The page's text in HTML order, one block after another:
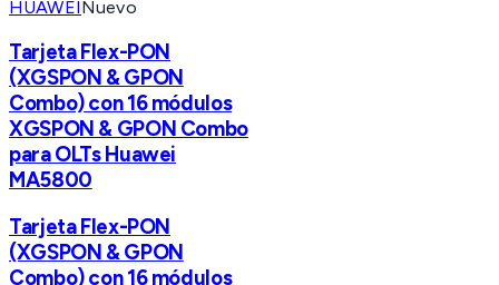
HUAWEINuevo
Tarjeta Flex-PON
(XGSPON & GPON
Combo) con 16 módulos
XGSPON & GPON Combo
para OLTs Huawei
MA5800
Tarjeta Flex-PON
(XGSPON & GPON
Combo) con 16 módulos